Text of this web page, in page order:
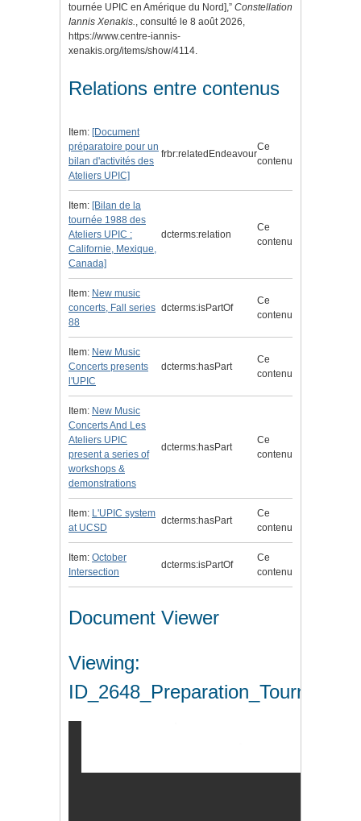
tournée UPIC en Amérique du Nord],” Constellation
Iannis Xenakis., consulté le 8 août 2026,
https://www.centre-iannis-
xenakis.org/items/show/4114.
Relations entre contenus
Item: [Document
préparatoire pour un
bilan d'activités des
Ateliers UPIC]
frbr:relatedEndeavour
Ce
contenu
Item: [Bilan de la
tournée 1988 des
Ateliers UPIC :
Californie, Mexique,
Canada]
dcterms:relation
Ce
contenu
Item: New music
concerts, Fall series
88
dcterms:isPartOf
Ce
contenu
Item: New Music
Concerts presents
l'UPIC
dcterms:hasPart
Ce
contenu
Item: New Music
Concerts And Les
Ateliers UPIC
present a series of
workshops &
demonstrations
dcterms:hasPart
Ce
contenu
Item: L'UPIC system
at UCSD
dcterms:hasPart
Ce
contenu
Item: October
Intersection
dcterms:isPartOf
Ce
contenu
Document Viewer
Viewing: